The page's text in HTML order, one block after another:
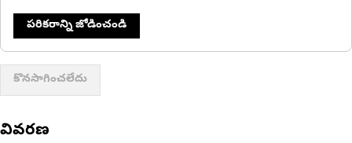
పరికరాన్ని జోడించండి
కొనసాగించలేదు
వివరణ